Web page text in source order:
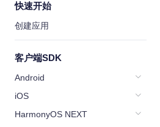
快速开始
创建应用
客户端SDK
Android
iOS
HarmonyOS NEXT